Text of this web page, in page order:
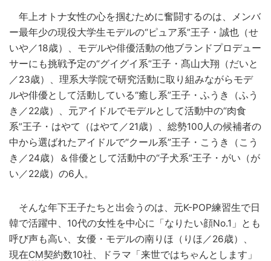
年上オトナ女性の心を掴むために奮闘するのは、メンバ
ー最年少の現役大学生モデルの“ピュア系”王子・誠也（せ
いや／18歳）、モデルや俳優活動の他ブランドプロデュー
サーにも挑戦予定の“グイグイ系”王子・髙山大翔（だいと
／23歳）、理系大学院で研究活動に取り組みながらモデ
ルや俳優として活動している“癒し系”王子・ふうき（ふう
き／22歳）、元アイドルでモデルとして活動中の“肉食
系”王子・はやて（はやて／21歳）、総勢100人の候補者の
中から選ばれたアイドルで“クール系”王子・こうき（こう
き／24歳）＆俳優として活動中の“子犬系”王子・がい（が
い／22歳）の6人。
そんな年下王子たちと出会うのは、元K-POP練習生で日
韓で活躍中、10代の女性を中心に「なりたい顔No.1」とも
呼び声も高い、女優・モデルの南りほ（りほ／26歳）、
現在CM契約数10社、ドラマ「来世ではちゃんとします」